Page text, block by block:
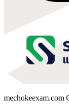
mechokeexam.com